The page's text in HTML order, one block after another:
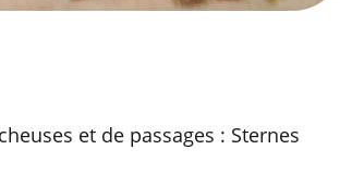
et de passages : Sternes